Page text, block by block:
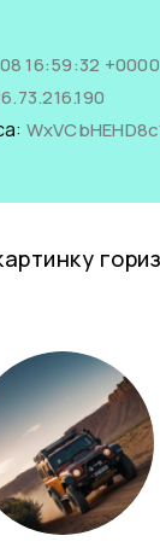
16:59:32 +0000